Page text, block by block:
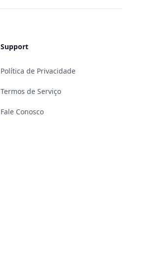
Support
Política de Privacidade
Termos de Serviço
Fale Conosco